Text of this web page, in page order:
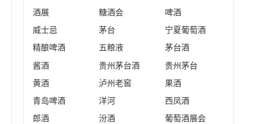
酒展 糖酒会 啤酒
威士忌 茅台 宁夏葡萄酒
精酿啤酒 五粮液 茅台酒
酱酒 贵州茅台酒 贵州茅台
黄酒 泸州老窖 果酒
青岛啤酒 洋河 西凤酒
郎酒 汾酒 葡萄酒展会